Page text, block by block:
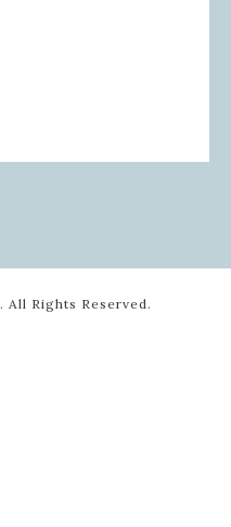
. All Rights Reserved.